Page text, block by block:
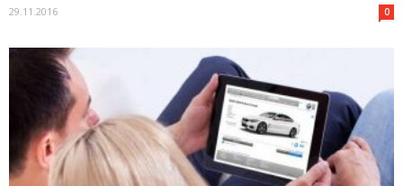
29.11.2016 0